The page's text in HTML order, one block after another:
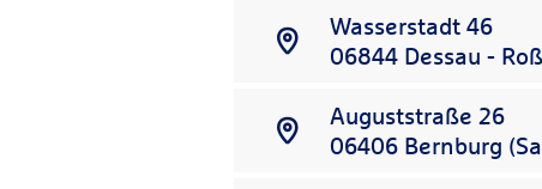
Wasserstadt 46
06844 Dessau -
Auguststraße 26
06406 Bernburg